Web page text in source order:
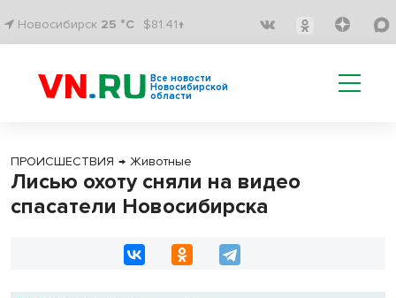
Новосибирск 25 °C $81.41↑
Все новости
Новосибирской
области
ПРОИСШЕСТВИЯ → Животные
Лисью охоту сняли на видео
спасатели Новосибирска